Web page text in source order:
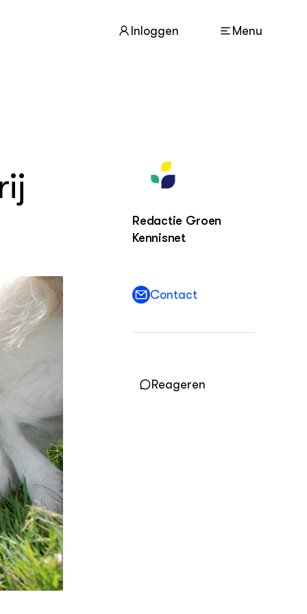
Inloggen Menu
Video's
OVER
Redactie Groen
Kennisnet
Contact
Reageren